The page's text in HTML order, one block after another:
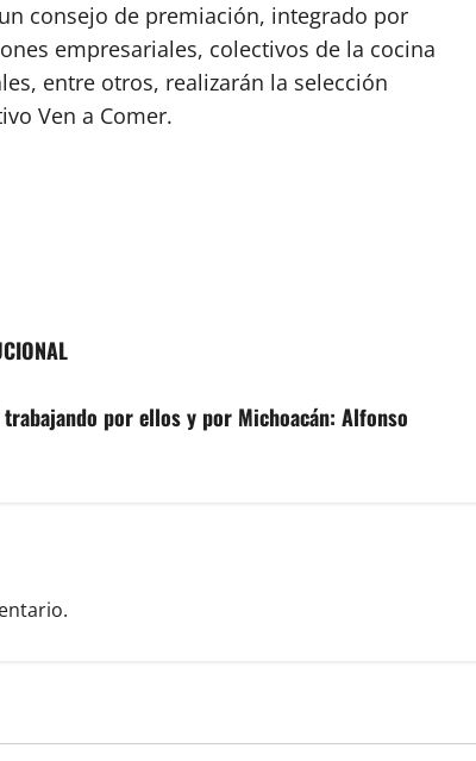
consejo de premiación, integrado por
empresariales, colectivos de la cocina
entre otros, realizarán la selección
Ven a Comer.
por ellos y por Michoacán: Alfonso